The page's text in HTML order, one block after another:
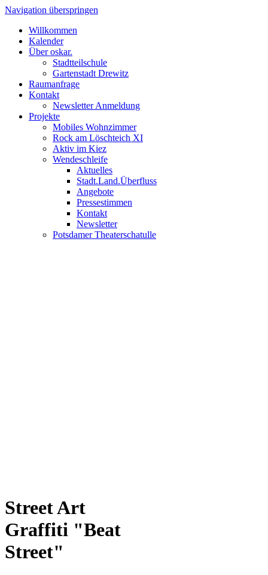
Navigation überspringen
Willkommen
Kalender
Über oskar.
Stadtteilschule
Gartenstadt Drewitz
Raumanfrage
Kontakt
Newsletter Anmeldung
Projekte
Mobiles Wohnzimmer
Rock am Löschteich XI
Aktiv im Kiez
Wendeschleife
Aktuelles
Stadt.Land.Überfluss
Angebote
Pressestimmen
Kontakt
Newsletter
Potsdamer Theaterschatulle
Street Art
Graffiti "Beat
Street"